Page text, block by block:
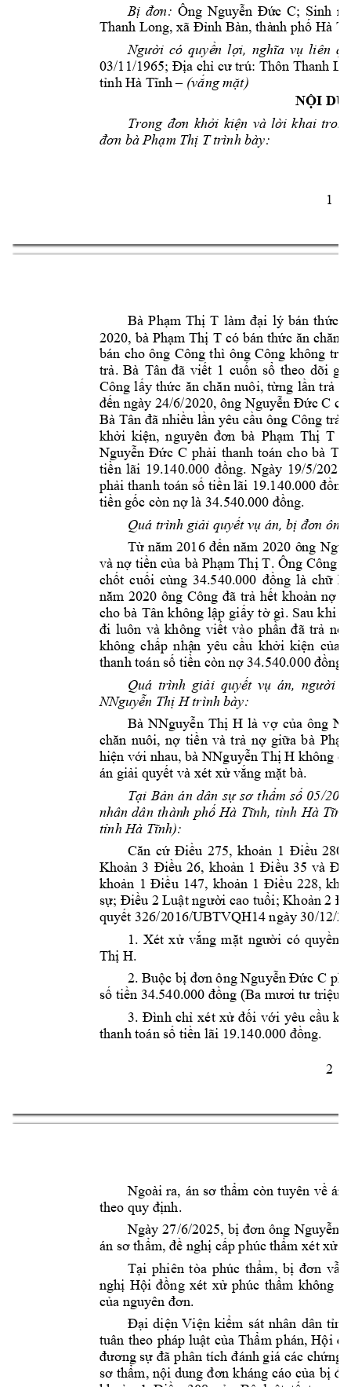
1
Bị đơn: Ông Nguyễn Đức C; Sinh
Thanh Long, xã Đnh Bàn, thành phố Hà T
Người có quyền lợi, nghĩa vụ liên
03/11/1965; Địa ch cư tr: Thôn Thanh
tnh Hà Tnh – (vắng mặt)
NỘI
Trong đơn khởi kiện và lời khai
đơn bà Phạm Thị T trình bày:
2
Bà Phạm Thị T làm đại l bn thức
2020, bà Phạm Thị T có bn thức ăn chăn
bn cho ông Công thì ông Công không trả
trả. Bà Tân đã viết 1 cuốn sổ theo dõi
Công lấy thức ăn chăn nuôi, từng lần trả
đến ngày 24/6/2020, ông Nguyễn Đức C
Bà Tân đã nhiều lần yêu cầu ông Công trả
khi kiện, nguyên đơn bà Phạm Thị T
Nguyễn Đức C phải thanh ton cho bà
tiền lãi 19.140.000 đồng. Ngày 19/5/
phải thanh ton số tiền lãi 19.140.000
tiền gốc cn nợ là 34.540.000 đồng.
Quá trình giải quyết vụ án, bị đơn
Từ năm 2016 đến năm 2020 ông
và nợ tiền của bà Phạm Thị T. Ông Công
chốt cuối cùng 34.540.000 đồng là chữ k
năm 2020 ông Công đã trả hết khoản nợ
cho bà Tân không lập giấy tờ gì. Sau khi
đi luôn và không viết vào phần đã trả nợ.
không chấp nhận yêu cầu khi kiện của
thanh ton số tiền cn nợ 34.540.000 đồng.
Quá trình giải quyết vụ án, người
NNguyễn Thị H trình bày:
Bà NNguyễn Thị H là vợ của ông
chăn nuôi, nợ tiền và trả nợ giữa bà
hiện với nhau, bà NNguyễn Thị H không
n giải quyết và xét xử vắng mặt bà.
Tại Bản án dân sự sơ thẩm số 05/
nhân dân thành phố Hà Tĩnh, tỉnh Hà Tĩnh
tỉnh Hà Tĩnh):
Căn cứ Điều 275, khoản 1 Điều 280,
Khoản 3 Điều 26, khoản 1 Điều 35 và
khoản 1 Điều 147, khoản 1 Điều 228,
sự; Điều 2 Luật người cao tuổi; Khoản 2
quyết 326/2016/UBTVQH14 ngày 30/12/
1. Xét xử vắng mặt người có quyền
Thị H.
2. Buộc bị đơn ông Nguyễn Đức C
số tiền 34.540.000 đồng (Ba mươi tư triệu
3. Đình ch xét xử đối với yêu cầu
thanh ton số tiền lãi 19.140.000 đồng.
Ngoài ra, n sơ thm cn tuyên về án
theo quy định.
Ngày 27/6/2025, bị đơn ông Nguyễn
n sơ thm, đề nghị cấp phc thm xét xử
Tại phiên ta phc thm, bị đơn vẫn
nghị Hội đồng xét xử phc thm không
của nguyên đơn.
Đại diện Viện kiểm st nhân dân t
tuân theo php luật của Thm phn, Hội
đương sự đã phân tích đnh gi cc chứng
sơ thm, nội dung đơn khng co của bị